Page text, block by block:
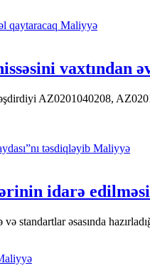
Maliyyə
vaxtından
AZ0201040208,
Maliyyə
idarə edilməsi
əsasında